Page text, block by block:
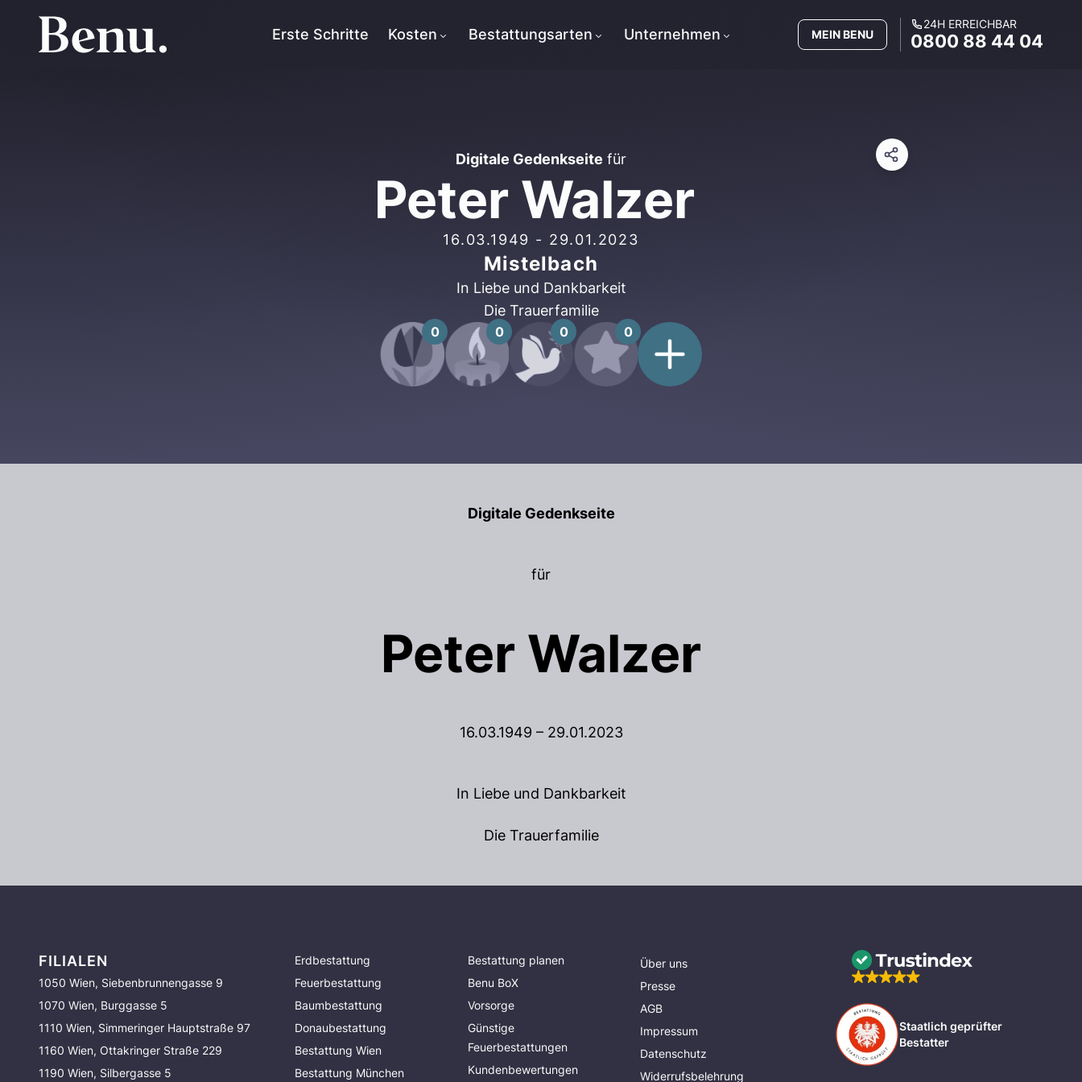
Erste Schritte Kosten Bestattungsarten Unternehmen MEIN BENU
24H ERREICHBAR
0800 88 44 04
Digitale Gedenkseite für
Peter Walzer
16.03.1949 - 29.01.2023
Mistelbach
In Liebe und Dankbarkeit
Die Trauerfamilie
0 0 0 0
Digitale Gedenkseite
für
Peter Walzer
16.03.1949 – 29.01.2023
In Liebe und Dankbarkeit
Die Trauerfamilie
FILIALEN
1050 Wien, Siebenbrunnengasse 9
1070 Wien, Burggasse 5
1110 Wien, Simmeringer Hauptstraße 97
1160 Wien, Ottakringer Straße 229
1190 Wien, Silbergasse 5
Erdbestattung
Feuerbestattung
Baumbestattung
Donaubestattung
Bestattung Wien
Bestattung München
Bestattung planen
Benu BoX
Vorsorge
Günstige
Feuerbestattungen
Kundenbewertungen
Über uns
Presse
AGB
Impressum
Datenschutz
Widerrufsbelehrung
Staatlich geprüfter
Bestatter